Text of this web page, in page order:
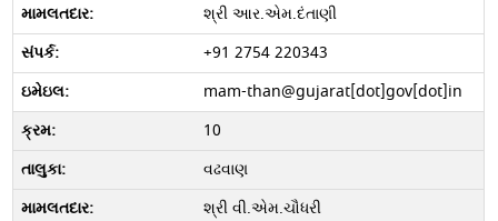
શ્રી આર.એમ.દંતાણી
+91 2754 220343
mam-than@gujarat[dot]gov[dot]in
10
વઢવાણ
શ્રી વી.એમ.ચૌધરી